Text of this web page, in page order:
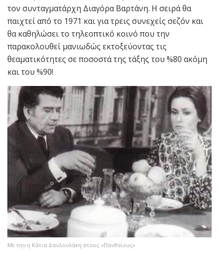
τον συνταγματάρχη Διαγόρα Βαρτάνη. Η σειρά θα
παιχτεί από το 1971 και για τρεις συνεχείς σεζόν και
θα καθηλώσει το τηλεοπτικό κοινό που την
παρακολουθεί μανιωδώς εκτοξεύοντας τις
θεαματικότητες σε ποσοστά της τάξης του %80 ακόμη
και του %90!
Με την η Κάτια Δανδουλάκη στoυς «Πανθαίoυς»